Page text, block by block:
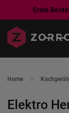
Erste
Home
Elektro